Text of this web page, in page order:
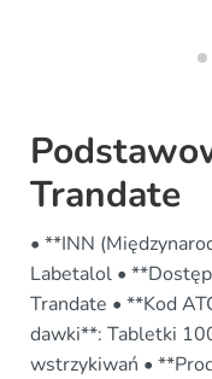
Trandate
• **INN
Labetalol •
Trandate • **Kod
dawki**: Tabletki
wstrzykiwań •